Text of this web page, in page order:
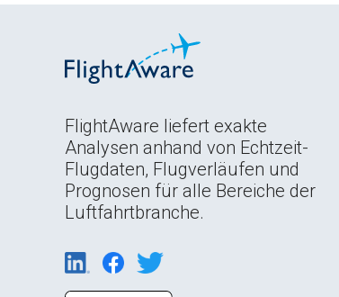
FlightAware liefert exakte
Analysen anhand von Echtzeit-
Flugdaten, Flugverläufen und
Prognosen für alle Bereiche der
Luftfahrtbranche.